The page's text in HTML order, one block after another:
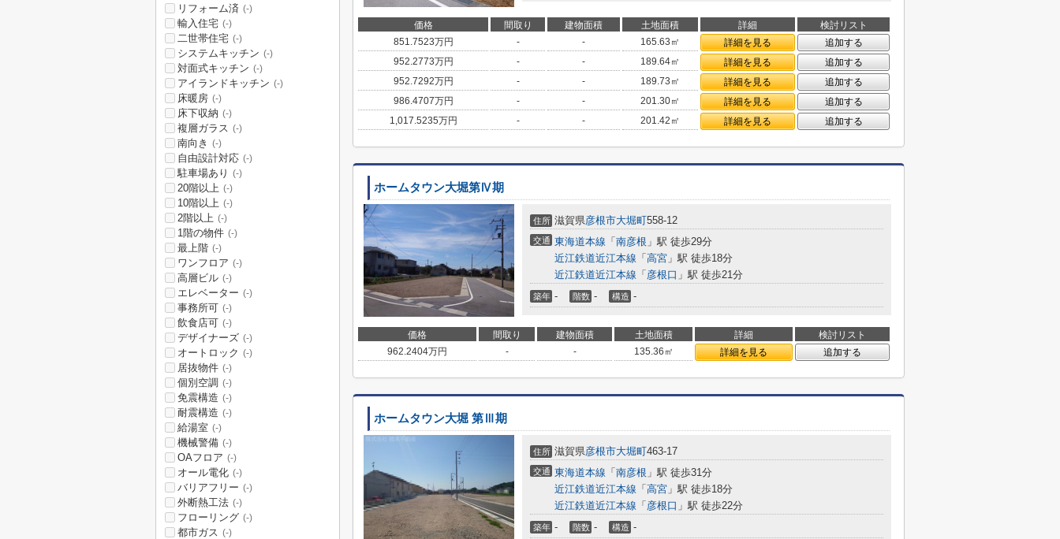
価格 間取り 建物面積 土地面積 詳細
検討リスト
851.7523万円 - - 165.63㎡ 詳細を見る
追加する
952.2773万円 - - 189.64㎡ 詳細を見る
追加する
952.7292万円 - - 189.73㎡ 詳細を見る
追加する
986.4707万円 - - 201.30㎡ 詳細を見る
追加する
1,017.5235万円 - - 201.42㎡ 詳細を見る 追加する
ホームタウン大堀第Ⅳ期
住所 滋賀県彦根市大堀町558-12
交通 東海道本線 「 南彦根 」駅 徒歩29分
近江鉄道近江本線 「 高宮 」駅 徒歩18分
近江鉄道近江本線 「 彦根口 」駅 徒歩21分
築年 - 階数 - 構造 -
価格 間取り 建物面積 土地面積 詳細
検討リスト
962.2404万円 - - 135.36㎡ 詳細を見る 追加する
ホームタウン大堀 第Ⅲ期
住所 滋賀県彦根市大堀町463-17
交通 東海道本線 「 南彦根 」駅 徒歩31分
近江鉄道近江本線 「 高宮 」駅 徒歩18分
近江鉄道近江本線 「 彦根口 」駅 徒歩22分
築年 - 階数 - 構造 -
リフォーム済 (-)
輸入住宅 (-)
二世帯住宅 (-)
システムキッチン (-)
対面式キッチン (-)
アイランドキッチン (-)
床暖房 (-)
床下収納 (-)
複層ガラス (-)
南向き (-)
自由設計対応 (-)
駐車場あり (-)
20階以上 (-)
10階以上 (-)
2階以上 (-)
1階の物件 (-)
最上階 (-)
ワンフロア (-)
高層ビル (-)
エレベーター (-)
事務所可 (-)
飲食店可 (-)
デザイナーズ (-)
オートロック (-)
居抜物件 (-)
個別空調 (-)
免震構造 (-)
耐震構造 (-)
給湯室 (-)
機械警備 (-)
OAフロア (-)
オール電化 (-)
バリアフリー (-)
外断熱工法 (-)
フローリング (-)
都市ガス (-)